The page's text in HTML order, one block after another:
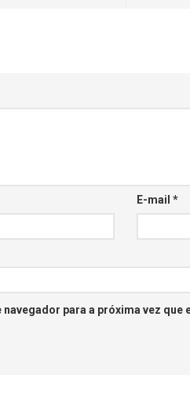
E-mail *
para a próxima vez que